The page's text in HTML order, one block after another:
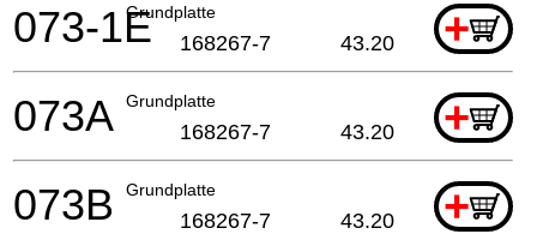
Grundplatte +
073-1E 168267-7 43.20
Grundplatte +
073A 168267-7 43.20
Grundplatte +
073B 168267-7 43.20